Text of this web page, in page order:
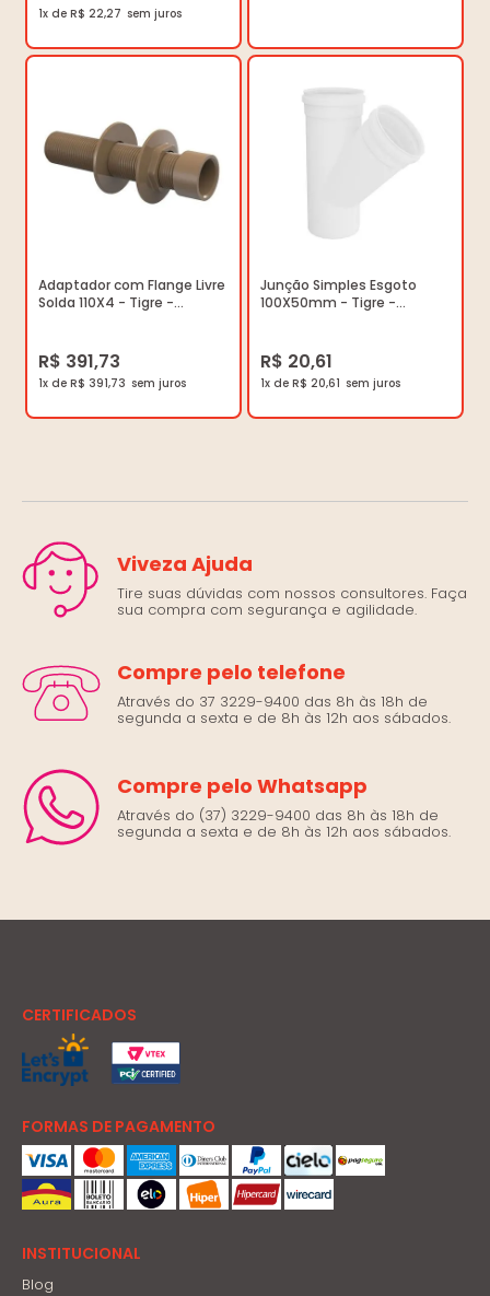
1x de R$ 22,27
Adaptador com Flange Livre
Solda 110X4 - Tigre -
R$ 391,73
1x de R$ 391,73
Junção Simples Esgoto
100X50mm - Tigre -
R$ 20,61
1x de R$ 20,61
Viveza Ajuda
Tire suas dúvidas com nossos consultores. Faça
sua compra com segurança e agilidade.
Compre pelo telefone
Através do 37 3229-9400 das 8h às 18h de
segunda a sexta e de 8h às 12h aos sábados.
Compre pelo Whatsapp
Através do (37) 3229-9400 das 8h às 18h de
segunda a sexta e de 8h às 12h aos sábados.
CERTIFICADOS
FORMAS DE PAGAMENTO
INSTITUCIONAL
Blog